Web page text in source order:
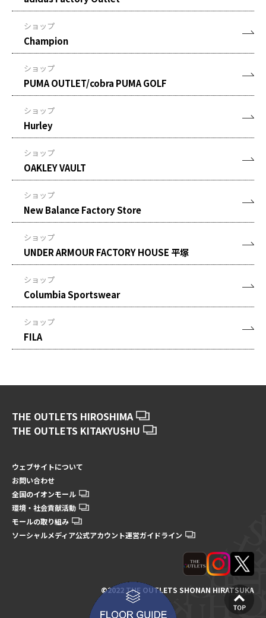
ショップ
Champion
ショップ
PUMA OUTLET/cobra PUMA GOLF
ショップ
Hurley
ショップ
OAKLEY VAULT
ショップ
New Balance Factory Store
ショップ
UNDER ARMOUR FACTORY HOUSE 平塚
ショップ
Columbia Sportswear
ショップ
FILA
THE OUTLETS HIROSHIMA
THE OUTLETS KITAKYUSHU
ウェブサイトについて
お問い合わせ
全国のイオンモール
環境・社会貢献活動
モールの取り組み
ソーシャルメディア公式アカウント運営ガイドライン
©2022 THE OUTLETS SHONAN HIRATSUKA